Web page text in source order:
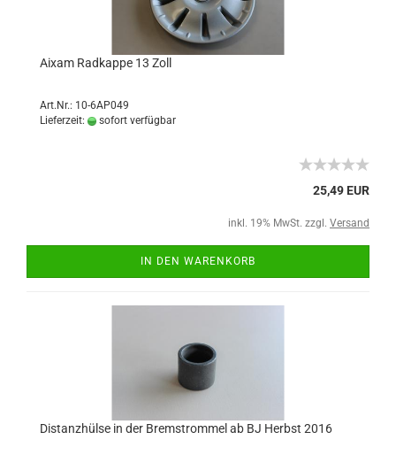
Aixam Radkappe 13 Zoll
Art.Nr.: 10-6AP049
Lieferzeit:
sofort verfügbar
25,49 EUR
inkl. 19% MwSt. zzgl. Versand
IN DEN WARENKORB
Distanzhülse in der Bremstrommel ab BJ Herbst 2016